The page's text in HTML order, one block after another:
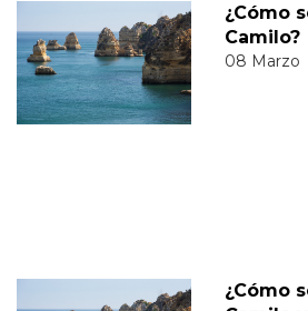
¿Cómo
Camilo?
08 Marzo
¿Cómo